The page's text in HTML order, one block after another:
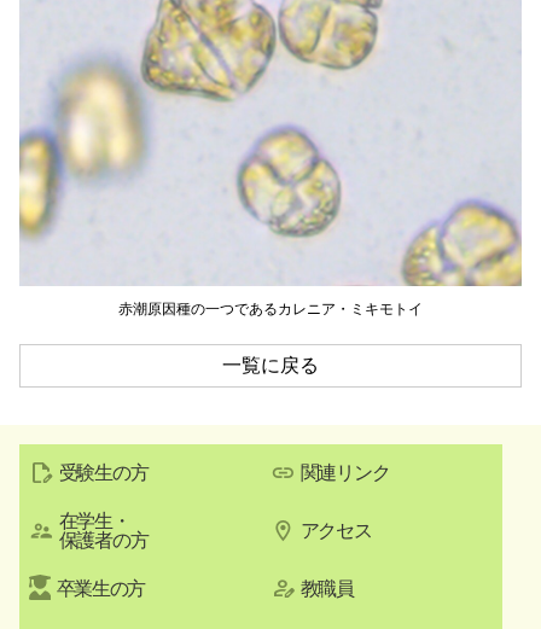
赤潮原因種の一つであるカレニア・ミキモトイ
一覧に戻る
受験生の方
在学生・
保護者の方
卒業生の方
関連リンク
アクセス
教職員